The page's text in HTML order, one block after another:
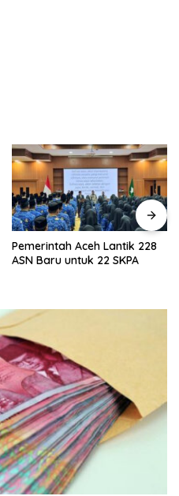
Pemerintah Aceh Lantik 228
ASN Baru untuk 22 SKPA